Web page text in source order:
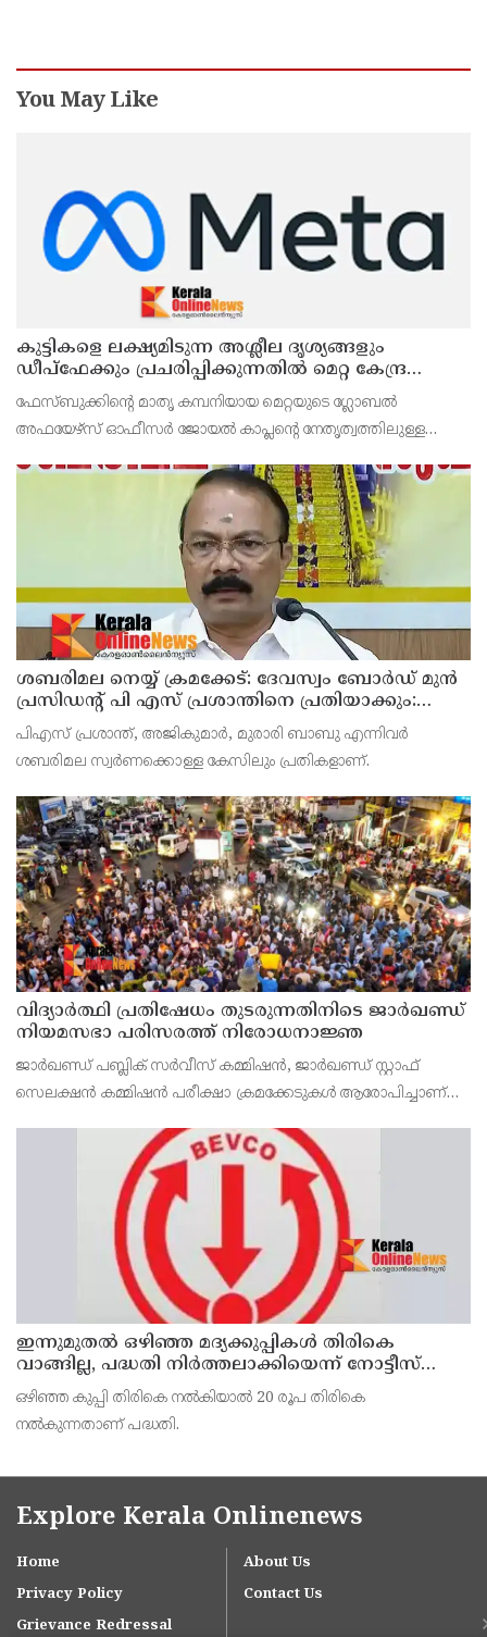
You May Like
കുട്ടികളെ ലക്ഷ്യമിടുന്ന അശ്ലീല ദൃശ്യങ്ങളും
ഡീപ്ഫേക്കും പ്രചരിപ്പിക്കുന്നതില്‍ മെറ്റ കേന്ദ്രത്തോട്
മാപ്പ് പറഞ്ഞു
ഫേസ്ബുക്കിന്റെ മാതൃ കമ്പനിയായ മെറ്റയുടെ ഗ്ലോബല്‍
അഫയേഴ്‌സ് ഓഫീസര്‍ ജോയല്‍ കാപ്ലന്റെ നേതൃത്വത്തിലുള്ള
കൂടിക്കാഴ്ചയില്‍ ശക്തമായ മുന്നറിയിപ്പാണ് നല്‍കിയ
ശബരിമല നെയ്യ് ക്രമക്കേട്: ദേവസ്വം ബോര്‍ഡ് മുന്‍
പ്രസിഡന്റ് പി എസ് പ്രശാന്തിനെ പ്രതിയാക്കും:
ദേവസ്വം വിജിലന്‍സ്
പിഎസ് പ്രശാന്ത്, അജികുമാര്‍, മുരാരി ബാബു എന്നിവര്‍
ശബരിമല സ്വര്‍ണക്കൊള്ള കേസിലും പ്രതികളാണ്.
വിദ്യാര്‍ത്ഥി പ്രതിഷേധം തുടരുന്നതിനിടെ ജാര്‍ഖണ്ഡ്
നിയമസഭാ പരിസരത്ത് നിരോധനാജ്ഞ
ജാര്‍ഖണ്ഡ് പബ്ലിക് സര്‍വീസ് കമ്മിഷന്‍, ജാര്‍ഖണ്ഡ് സ്റ്റാഫ്
സെലക്ഷന്‍ കമ്മിഷന്‍ പരീക്ഷാ ക്രമക്കേടുകള്‍ ആരോപിച്ചാണ്
ഇന്നുമുതല്‍ ഒഴിഞ്ഞ മദ്യക്കുപ്പികള്‍ തിരികെ
വാങ്ങില്ല, പദ്ധതി നിര്‍ത്തലാക്കിയെന്ന് നോട്ടീസ്
പ്രദര്‍ശിപ്പിക്കും
ഒഴിഞ്ഞ കുപ്പി തിരികെ നല്‍കിയാല്‍ 20 രൂപ തിരികെ
നല്‍കുന്നതാണ് പദ്ധതി.
Explore Kerala Onlinenews
Home
About Us
Privacy Policy
Contact Us
Grievance Redressal